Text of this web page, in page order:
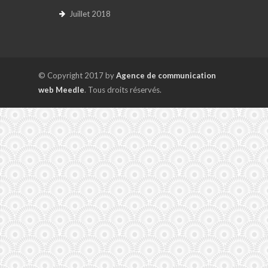
Juillet 2018
© Copyright 2017 byAgence de communication
web Meedle. Tous droits réservés.